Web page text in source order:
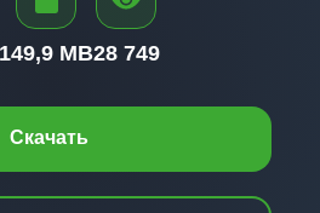
Скачать
149,9 MB28 749